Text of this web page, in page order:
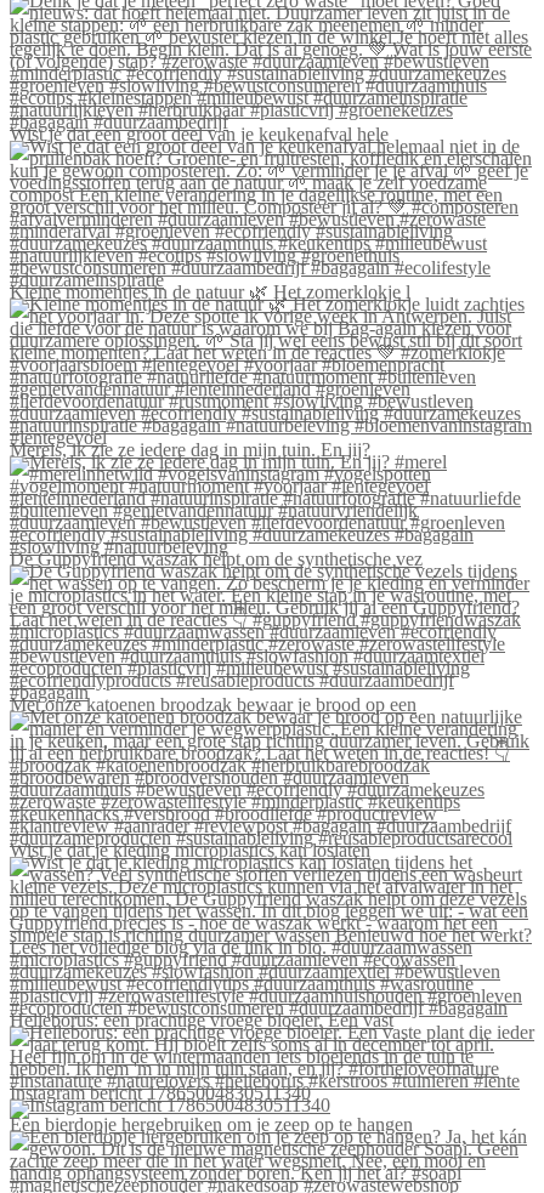
Wist je dat een groot deel van je keukenafval hele
Kleine momentjes in de natuur 🌿 Het zomerklokje l
Merels, ik zie ze iedere dag in mijn tuin. En jij?
De Guppyfriend waszak helpt om de synthetische vez
Met onze katoenen broodzak bewaar je brood op een
Wist je dat je kleding microplastics kan loslaten
Helleborus: een prachtige vroege bloeier. Een vast
Instagram bericht 17865004830511340
Een bierdopje hergebruiken om je zeep op te hangen